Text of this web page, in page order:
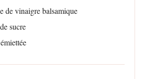
de vinaigre balsamique
sucre